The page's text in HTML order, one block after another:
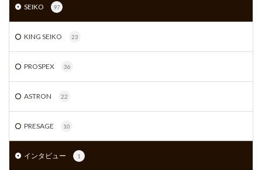
SEIKO 97
KING SEIKO 23
PROSPEX 36
ASTRON 22
PRESAGE 10
インタビュー 1